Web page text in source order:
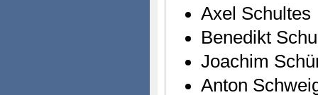
Axel Schultes
Benedikt
Joachim
Anton